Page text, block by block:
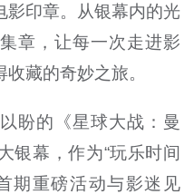
影印章。从银幕内的光
章，让每一次走进影
藏的奇妙之旅。
盼的《星球大战：曼
银幕，作为“玩乐时间
期重磅活动与影迷见